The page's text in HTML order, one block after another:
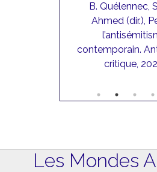
B. Quélennec,
Ahmed (dir.),
contemporain.
critique,
Les Mondes